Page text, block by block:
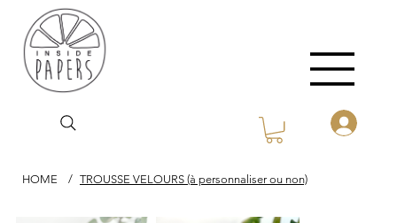
HOME / TROUSSE VELOURS (à personnaliser ou non)